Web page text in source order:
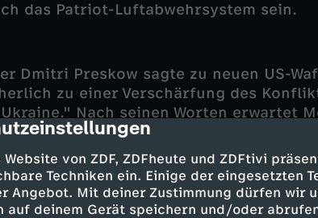
von ZDF, ZDFheute und ZDFtivi
Techniken ein. Einige der eingesetzten
Angebot. Mit deiner Zustimmung dürfen wir
auf deinem Gerät speichern und/oder
das Patriot-Luftabwehrsystem sein.
Dmitri Preskow sagte zu neuen US-
zu einer Verschärfung des
Nach seinen Worten erwartet
seines USA-Besuchs von seiner
mit dem russischen Präsidenten
sagte, Biden werde
mit Putin aufzunehmen.